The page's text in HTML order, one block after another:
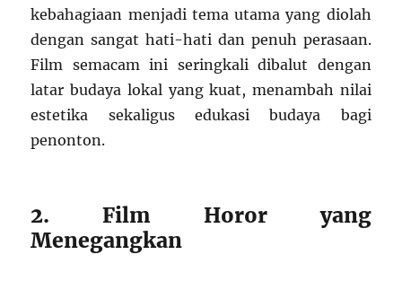
kebahagiaan menjadi tema utama yang diolah
dengan sangat hati-hati dan penuh perasaan.
Film semacam ini seringkali dibalut dengan
latar budaya lokal yang kuat, menambah nilai
estetika sekaligus edukasi budaya bagi
penonton.
2. Film Horor yang
Menegangkan